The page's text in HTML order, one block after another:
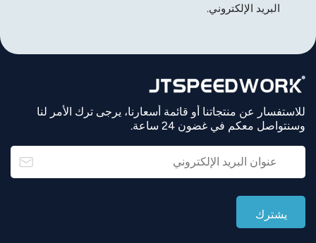
البريد الإلكتروني.
للاستفسار عن منتجاتنا أو قائمة أسعارنا، يرجى ترك الأمر لنا
وسنتواصل معكم في غضون 24 ساعة.